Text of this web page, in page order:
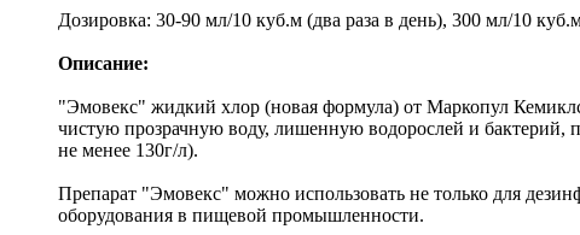
Дозировка: 30-90 мл/10 куб.м (два раза в день), 300 мл/10
Описание:
"Эмовекс" жидкий хлор (новая формула) от Маркопул
чистую прозрачную воду, лишенную водорослей и бактерий,
не менее 130г/л).
Препарат "Эмовекс" можно использовать не только для
оборудования в пищевой промышленности.